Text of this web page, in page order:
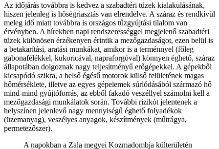
Az időjárás továbbra is kedvez a szabadtéri tüzek kialakulásának,
hiszen jelenleg is hőségriasztás van elrendelve. A száraz és rendkívül
meleg idő miatt továbbra is országos tűzgyújtási tilalom van
érvényben. A hírekben napi rendszerességgel megjelenő szabadtéri
tüzek különösen érzékenyen érintik a mezőgazdaságot, ezen belül is
a betakarítási, aratási munkákat, amikor is a terménnyel (főleg
gabonafélékkel, kukoricával, napraforgóval) könnyen éghető, száraz
állapotában dolgoznak nagy teljesítményű erőgépekkel. A gépekből
kicsapódó szikra, a belső égésű motorok külső felületének magas
hőmérséklete, illetve az egyes gépelemek súrlódásából származó hő
mind-mind gyújtóforrás, az ebből fakadó veszéllyel számolni kell a
mezőgazdasági munkálatok során. További rizikót jelentenek a
helyszínen jelenlevő nagy mennyiségű éghető folyadékok
(üzemanyag), veszélyes anyagok, készítmények (műtrágya,
permetezőszer).
A napokban a Zala megyei Kozmadombja külterületén